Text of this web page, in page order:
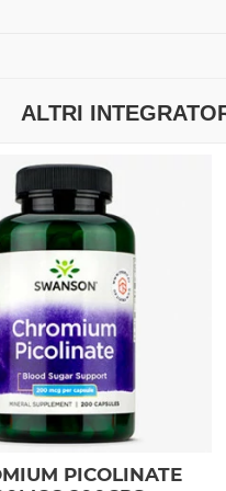
ALTRI
PICOLINATE